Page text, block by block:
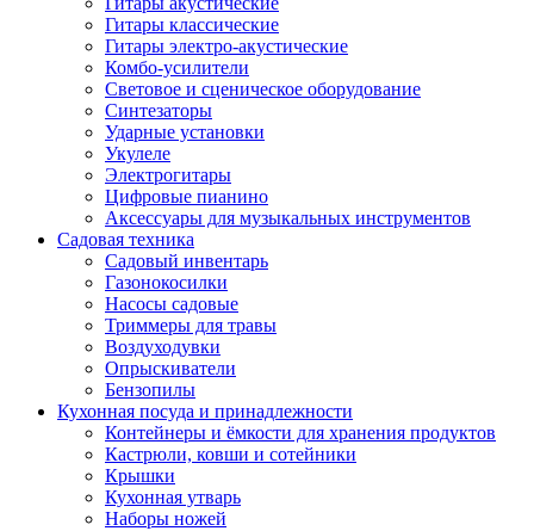
Гитары классические
Гитары электро-акустические
Комбо-усилители
Световое и сценическое оборудование
Синтезаторы
Ударные установки
Укулеле
Электрогитары
Цифровые пианино
Аксессуары для музыкальных инструментов
Садовая техника
Садовый инвентарь
Газонокосилки
Насосы садовые
Триммеры для травы
Воздуходувки
Опрыскиватели
Бензопилы
Кухонная посуда и принадлежности
Контейнеры и ёмкости для хранения продуктов
Кастрюли, ковши и сотейники
Крышки
Кухонная утварь
Наборы ножей